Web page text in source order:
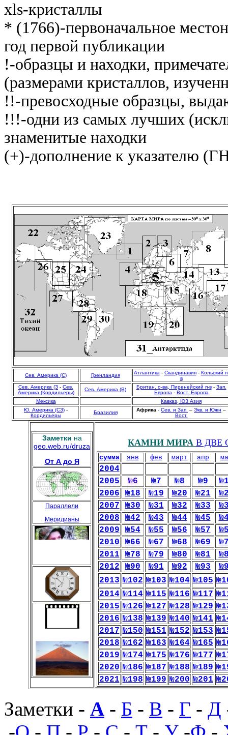
xls-кристаллы
* (1766)-первоначальное
год первой публикации
!-образцы и находки,
(размерами кристаллов,
!!-превосходные образцы,
!!!-одни из самых лучших
знаменитые находки
(+)-дополнение к указателю
Сев. Америка (С) Гренландия Атлантика - Скандинавия- Кольский
в
Сев. Америка (З - Сев.
Америка (Кордильеры)
Сев. Америка (В) Британ. о-ва, Пиренейский п-в- Зап.
Европа - Вост. Европа
Мексика
Кавказ, ЮЗ Азия
Ю. Америка (СЗ) -
Кордильеры
Бразилия Африка - Сев. и Зап. – Экв. и Южн –
Вост.
Заметки на
geo.web.ru/druza
От А до Я
Параллели
Меридианы
КАМНИ МИРА В ДВЕ
сумма янв фев март апр
2004
2005
№6 №7 №8 №9
2006
№18 №19 №20 №21
2007
№30 №31 №32 №33
2008
№42 №43 №44 №45
2009
№54 №55 №56 №57
2010
№66 №67 №68 №69
2011
№78 №79 №80 №81
2012
№90 №91 №92 №93
2013 №102 №103 №104 №105
2014 №114 №115 №116 №117
2015 №126 №127 №128 №129
2016 №138 №139 №140 №141
2017 №150 №151 №152 №153
2018 №162 №163 №164 №165
2019 №174 №175 №176 №177
2020 №186 №187 №188 №189
2021 №198 №199 №200 №201
Заметки - А - Б - В - Г - Д